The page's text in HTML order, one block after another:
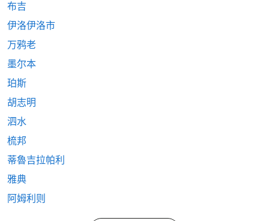
布吉
伊洛伊洛市
万鸦老
墨尔本
珀斯
胡志明
泗水
梳邦
蒂魯吉拉帕利
雅典
阿姆利则